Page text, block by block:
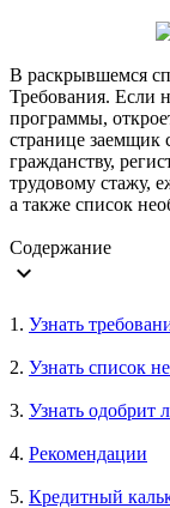
В раскрывшемся
Требования. Если
программы,
странице заемщик
гражданству,
трудовому стажу,
а также список
Содержание
expand_more
1. Узнать
2. Узнать список
3. Узнать одобрит
4. Рекомендации
5. Кредитный